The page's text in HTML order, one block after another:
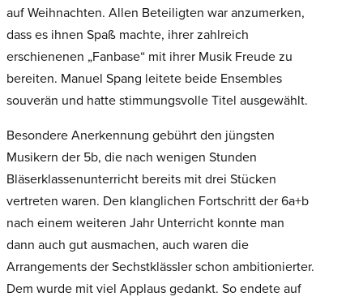
auf Weihnachten. Allen Beteiligten war anzumerken,
dass es ihnen Spaß machte, ihrer zahlreich
erschienenen „Fanbase“ mit ihrer Musik Freude zu
bereiten. Manuel Spang leitete beide Ensembles
souverän und hatte stimmungsvolle Titel ausgewählt.
Besondere Anerkennung gebührt den jüngsten
Musikern der 5b, die nach wenigen Stunden
Bläserklassenunterricht bereits mit drei Stücken
vertreten waren. Den klanglichen Fortschritt der 6a+b
nach einem weiteren Jahr Unterricht konnte man
dann auch gut ausmachen, auch waren die
Arrangements der Sechstklässler schon ambitionierter.
Dem wurde mit viel Applaus gedankt. So endete auf